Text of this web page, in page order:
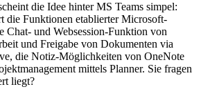
die Idee hinter MS Teams simpel:
die Funktionen etablierter Microsoft-
Chat- und Websession-Funktion von
und Freigabe von Dokumenten via
die Notiz-Möglichkeiten von OneNote
mittels Planner. Sie fragen
liegt?